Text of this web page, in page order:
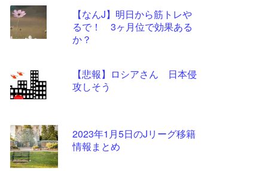
【なんJ】明日から筋トレや
るで！ 3ヶ月位で効果ある
か？
【悲報】ロシアさん 日本侵
攻しそう
2023年1月5日のJリーグ移籍
情報まとめ
- 固
定リ
ンク
更新
ツー